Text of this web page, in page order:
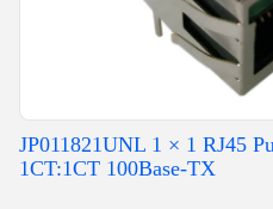
JP011821UNL 1 × 1 RJ45
1CT:1CT 100Base-TX